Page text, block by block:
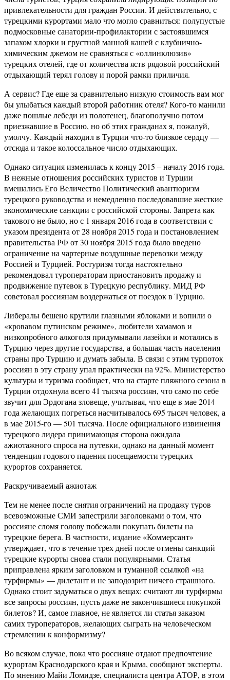
привлекательности для граждан России. И действительно, с
турецкими курортами мало что могло сравниться: полупустые
подмосковные санатории-профилактории с застоявшимся
запахом хлорки и грустной манной кашей с клубнично-
химическим джемом не сравняться с «оллинклюзив»
турецких отелей, где от количества яств рядовой российский
отдыхающий терял голову и порой рамки приличия.
А сервис? Где еще за сравнительно низкую стоимость вам мог
бы улыбаться каждый второй работник отеля? Кого-то манили
даже пошлые лебеди из полотенец, благополучно потом
приезжавшие в Россию, но об этих гражданах я, пожалуй,
умолчу. Каждый находил в Турции что-то близкое сердцу —
отсюда и такое колоссальное число отдыхающих.
Однако ситуация изменилась к концу 2015 – началу 2016 года.
В нежные отношения российских туристов и Турции
вмешались Его Величество Политический авантюризм
турецкого руководства и немедленно последовавшие жесткие
экономические санкции с российской стороны. Запрета как
такового не было, но с 1 января 2016 года в соответствии с
указом президента от 28 ноября 2015 года и постановлением
правительства РФ от 30 ноября 2015 года было введено
ограничение на чартерные воздушные перевозки между
Россией и Турцией. Ростуризм тогда настоятельно
рекомендовал туроператорам приостановить продажу и
продвижение путевок в Турецкую республику. МИД РФ
советовал россиянам воздержаться от поездок в Турцию.
Либералы бешено крутили глазными яблоками и вопили о
«кровавом путинском режиме», любители хамамов и
низкопробного алкоголя придумывали лазейки и мотались в
Турцию через другие государства, а большая часть населения
страны про Турцию и думать забыла. В связи с этим турпоток
россиян в эту страну упал практически на 92%. Министерство
культуры и туризма сообщает, что на старте пляжного сезона в
Турции отдохнула всего 41 тысяча россиян, что само по себе
звучит для Эрдогана зловеще, учитывая, что еще в мае 2014
года желающих погреться насчитывалось 695 тысяч человек, а
в мае 2015-го — 501 тысяча. После официального извинения
турецкого лидера принимающая сторона ожидала
ажиотажного спроса на путевки, однако на данный момент
тенденция годового падения посещаемости турецких
курортов сохраняется.
Раскручиваемый ажиотаж
Тем не менее после снятия ограничений на продажу туров
всевозможные СМИ запестрили заголовками о том, что
россияне сломя голову побежали покупать билеты на
турецкие берега. В частности, издание «Коммерсант»
утверждает, что в течение трех дней после отмены санкций
турецкие курорты снова стали популярными. Статья
приправлена ярким заголовком и туманной ссылкой «на
турфирмы» — дилетант и не заподозрит ничего страшного.
Однако стоит задуматься о двух вещах: считают ли турфирмы
все запросы россиян, пусть даже не закончившиеся покупкой
билетов? И, самое главное, не является ли статья заказом
самих туроператоров, желающих сыграть на человеческом
стремлении к конформизму?
Во всяком случае, пока что россияне отдают предпочтение
курортам Краснодарского края и Крыма, сообщают эксперты.
По мнению Майи Ломидзе, специалиста центра АТОР, в этом